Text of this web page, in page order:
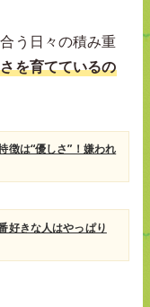
う日々の積み重
を育てているの
徴は“優しさ”！嫌われ
好きな人はやっぱり